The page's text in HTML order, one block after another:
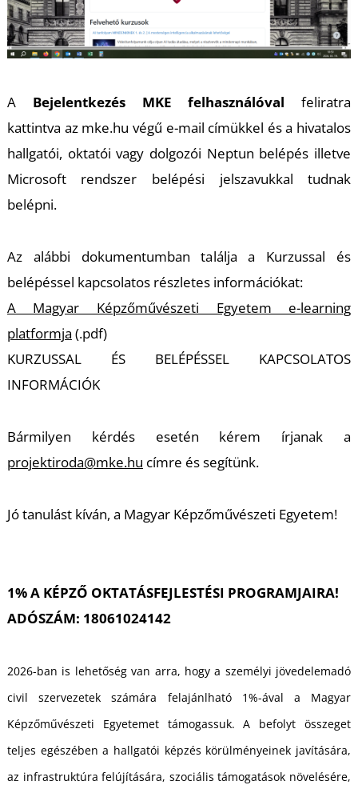
A Bejelentkezés MKE felhasználóval feliratra
kattintva az mke.hu végű e-mail címükkel és a hivatalos
hallgatói, oktatói vagy dolgozói Neptun belépés illetve
Microsoft rendszer belépési jelszavukkal tudnak
belépni.
Az alábbi dokumentumban találja a Kurzussal és
belépéssel kapcsolatos részletes információkat:
A Magyar Képzőművészeti Egyetem e-learning
platformja (.pdf)
KURZUSSAL ÉS BELÉPÉSSEL KAPCSOLATOS
INFORMÁCIÓK
Bármilyen kérdés esetén kérem írjanak a
projektiroda@mke.hu címre és segítünk.
Jó tanulást kíván, a Magyar Képzőművészeti Egyetem!
1% A KÉPZŐ OKTATÁSFEJLESTÉSI PROGRAMJAIRA!
ADÓSZÁM: 18061024142
2026-ban is lehetőség van arra, hogy a személyi jövedelemadó
civil szervezetek számára felajánlható 1%-ával a Magyar
Képzőművészeti Egyetemet támogassuk. A befolyt összeget
teljes egészében a hallgatói képzés körülményeinek javítására,
az infrastruktúra felújítására, szociális támogatások növelésére,